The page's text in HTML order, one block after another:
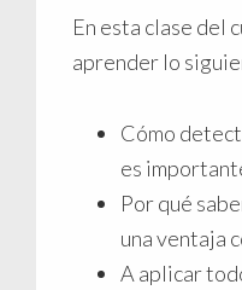
En esta clase del
aprender lo
Cómo
es
Por qué
una ventaja
A aplicar